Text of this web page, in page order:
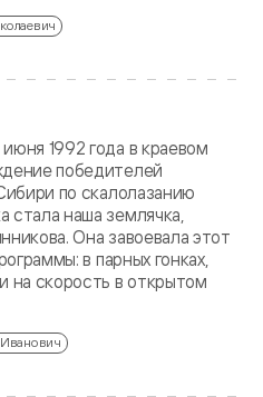
1992 года в краевом
победителей
по скалолазанию
стала наша землячка,
Она завоевала этот
в парных гонках,
на скорость в открытом